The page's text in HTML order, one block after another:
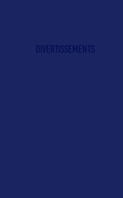
DIVERTISSEMENTS